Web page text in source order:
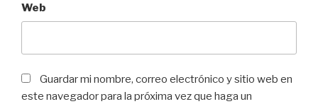
Web
Guardar mi nombre, correo electrónico y sitio web en
este navegador para la próxima vez que haga un